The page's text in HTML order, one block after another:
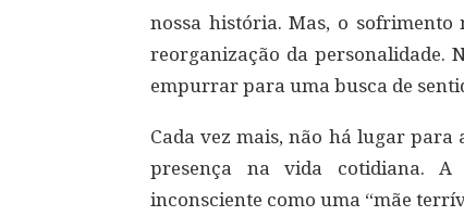
nossa história. Mas, o
reorganização da personalidade.
empurrar para uma busca de
Cada vez mais, não há lugar para
presença na vida cotidiana.
inconsciente como uma “mãe